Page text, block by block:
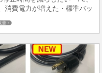
消費電力が増えた・標準バッ
善